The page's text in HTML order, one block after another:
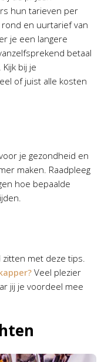
hun tarieven per
rond en uurtarief van
je een langere
betaal
bij je
of juist alle kosten
je gezondheid en
maken. Raadpleeg
hoe bepaalde
zitten met deze tips.
Veel plezier
jij je voordeel mee